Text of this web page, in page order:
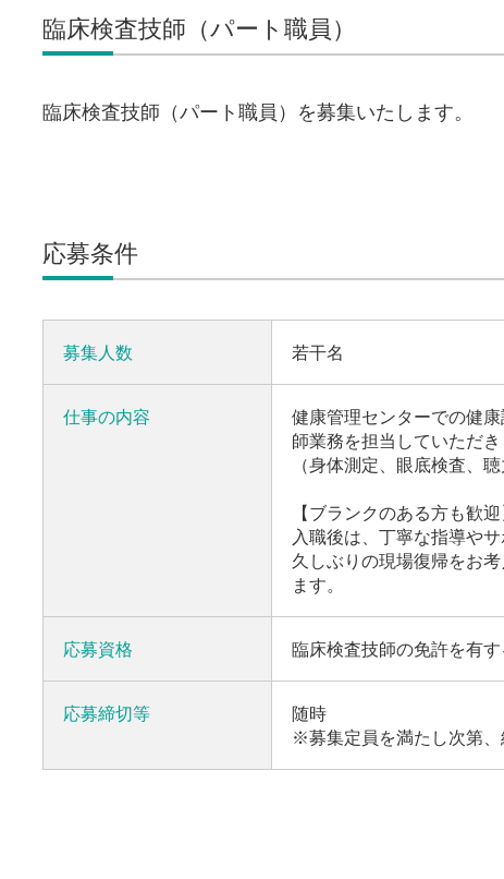
臨床検査技師（パート職員）
臨床検査技師（パート職員）を募集いたします。
応募条件
募集人数 若干名
仕事の内容
健康管理センターでの健
師業務を担当していただき
（身体測定、眼底検査、
【ブランクのある方も歓迎
入職後は、丁寧な指導や
久しぶりの現場復帰をお
ます。
応募資格 臨床検査技師の免許を有
応募締切等
随時
※募集定員を満たし次第、